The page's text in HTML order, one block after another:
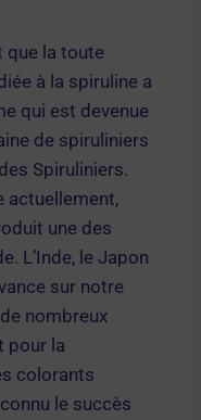
que la toute
à la spiruline a
qui est devenue
de spiruliniers
Spiruliniers.
actuellement,
une des
L’Inde, le Japon
sur notre
nombreux
pour la
colorants
le succès